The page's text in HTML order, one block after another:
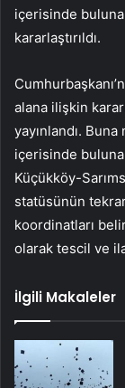
içerisinde
kararlaştırıldı.
alana ilişkin
yayınlandı. Buna
içerisinde
Küçükköy-
statüsünün
koordinatları
olarak tescil ve
İlgili Makaleler